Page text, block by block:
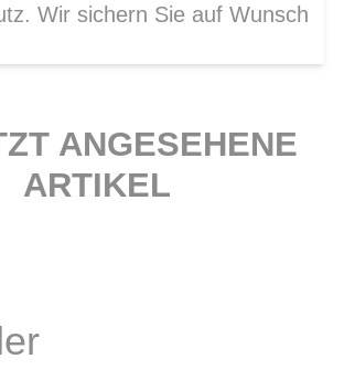
Wir sichern Sie auf Wunsch
ANGESEHENE
ARTIKEL